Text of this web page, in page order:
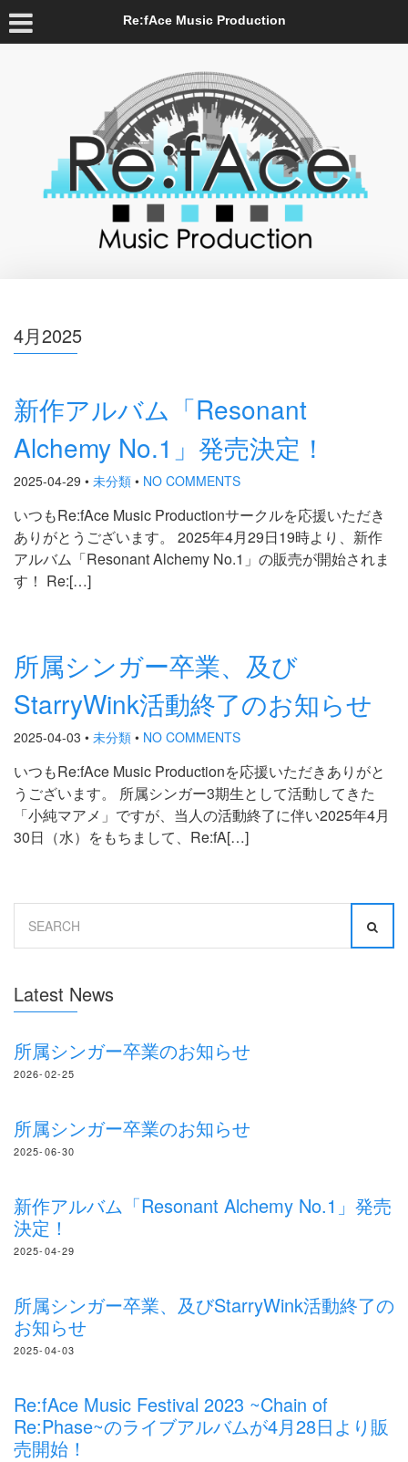
Re:fAce Music Production
4月2025
新作アルバム「Resonant
Alchemy No.1」発売決定！
2025-04-29 • 未分類 • NO COMMENTS
いつもRe:fAce Music Productionサークルを応援いただき
ありがとうございます。 2025年4月29日19時より、新作
アルバム「Resonant Alchemy No.1」の販売が開始されま
す！ Re:[…]
所属シンガー卒業、及び
StarryWink活動終了のお知らせ
2025-04-03 • 未分類 • NO COMMENTS
いつもRe:fAce Music Productionを応援いただきありがと
うございます。 所属シンガー3期生として活動してきた
「小純マアメ」ですが、当人の活動終了に伴い2025年4月
30日（水）をもちまして、Re:fA[…]
for:
Latest News
所属シンガー卒業のお知らせ
2026-02-25
所属シンガー卒業のお知らせ
2025-06-30
新作アルバム「Resonant Alchemy No.1」発売
決定！
2025-04-29
所属シンガー卒業、及びStarryWink活動終了の
お知らせ
2025-04-03
Re:fAce Music Festival 2023 ~Chain of
Re:Phase~のライブアルバムが4月28日より販
売開始！